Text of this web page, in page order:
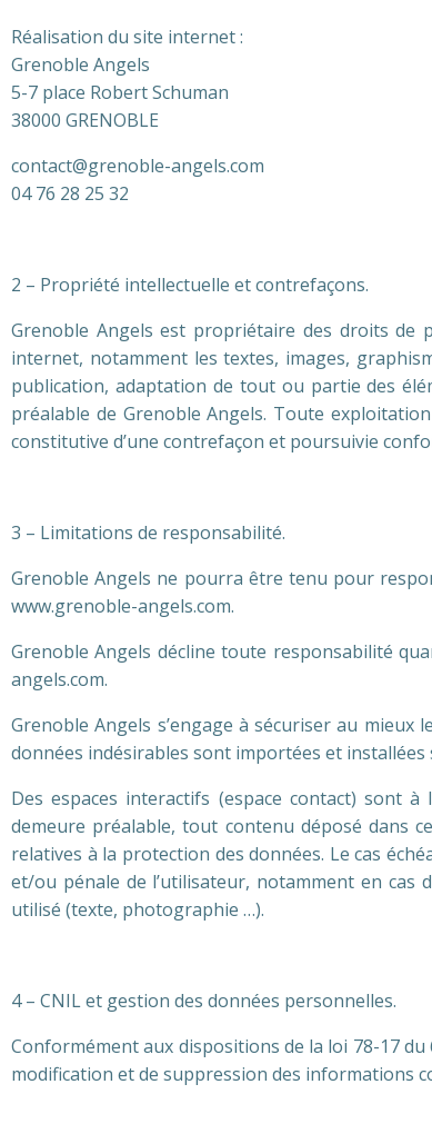
Réalisation du site internet :
Grenoble Angels
5-7 place Robert Schuman
38000 GRENOBLE
contact@grenoble-angels.com
04 76 28 25 32
2 – Propriété intellectuelle et contrefaçons.
Grenoble Angels est propriétaire des droits de
internet, notamment les textes, images,
publication, adaptation de tout ou partie des
préalable de Grenoble Angels. Toute
constitutive d’une contrefaçon et poursuivie
3 – Limitations de responsabilité.
Grenoble Angels ne pourra être tenu pour
www.grenoble-angels.com.
Grenoble Angels décline toute responsabilité
angels.com.
Grenoble Angels s’engage à sécuriser au
données indésirables sont importées et installées
Des espaces interactifs (espace contact) sont
demeure préalable, tout contenu déposé dans
relatives à la protection des données. Le cas
et/ou pénale de l’utilisateur, notamment en
utilisé (texte, photographie …).
4 – CNIL et gestion des données personnelles.
Conformément aux dispositions de la loi 78-17 du
modification et de suppression des informations